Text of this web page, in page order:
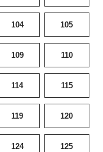
104 105
109 110
114 115
119 120
124 125